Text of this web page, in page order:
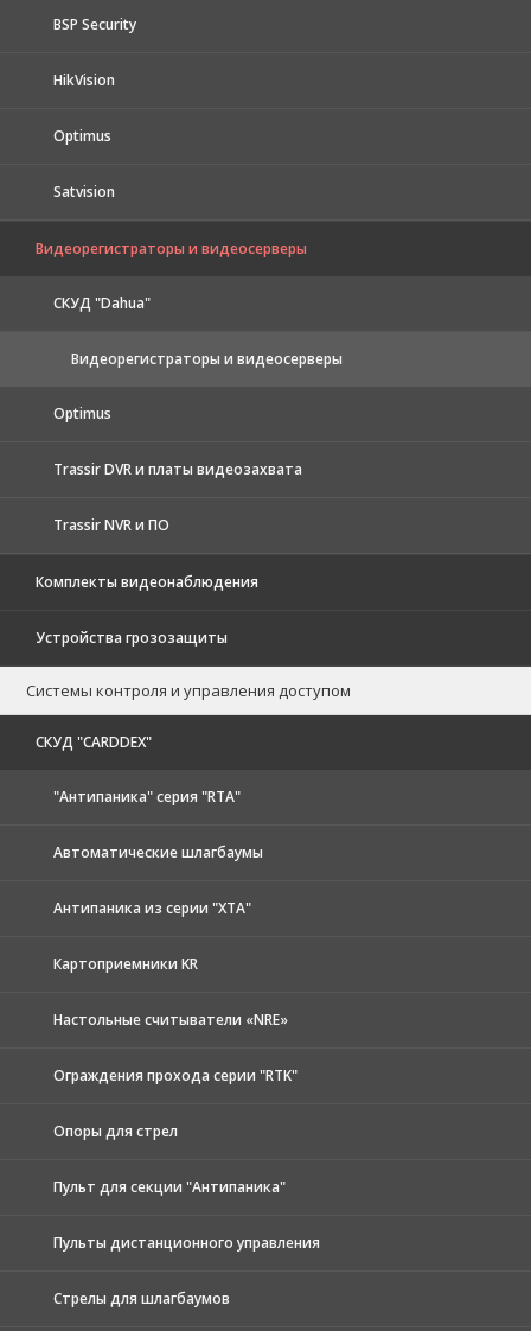
BSP Security
HikVision
Optimus
Satvision
Видеорегистраторы и видеосерверы
CКУД "Dahua"
Видеорегистраторы и видеосерверы
Optimus
Trassir DVR и платы видеозахвата
Trassir NVR и ПО
Комплекты видеонаблюдения
Устройства грозозащиты
Системы контроля и управления доступом
CКУД "CARDDEX"
"Антипаника" серия "RTA"
Автоматические шлагбаумы
Антипаника из серии "XTA"
Картоприемники KR
Настольные считыватели «NRE»
Ограждения прохода серии "RTK"
Опоры для стрел
Пульт для секции "Антипаника"
Пульты дистанционного управления
Стрелы для шлагбаумов